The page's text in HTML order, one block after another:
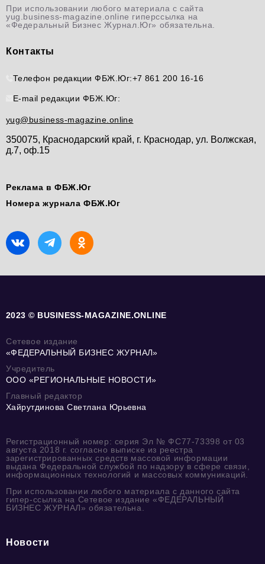
При использовании любого материала с сайта
yug.business-magazine.online гиперссылка на
«Федеральный Бизнес Журнал.Юг» обязательна.
Контакты
Телефон редакции ФБЖ.Юг:+7 861 200 16-16
E-mail редакции ФБЖ.Юг:
yug@business-magazine.online
350075, Краснодарский край, г. Краснодар, ул. Волжская,
д.7, оф.15
Реклама в ФБЖ.Юг
Номера журнала ФБЖ.Юг
2023 © BUSINESS-MAGAZINE.ONLINE
Сетевое издание
«ФЕДЕРАЛЬНЫЙ БИЗНЕС ЖУРНАЛ»
Учредитель
ООО «РЕГИОНАЛЬНЫЕ НОВОСТИ»
Главный редактор
Хайрутдинова Светлана Юрьевна
Регистрационный номер: серия Эл № ФС77-73398 от 03
августа 2018 г. согласно выписке из реестра
зарегистрированных средств массовой информации
выдана Федеральной службой по надзору в сфере связи,
информационных технологий и массовых коммуникаций.
При использовании любого материала с данного сайта
гипер-ссылка на Сетевое издание «ФЕДЕРАЛЬНЫЙ
БИЗНЕС ЖУРНАЛ» обязательна.
Новости